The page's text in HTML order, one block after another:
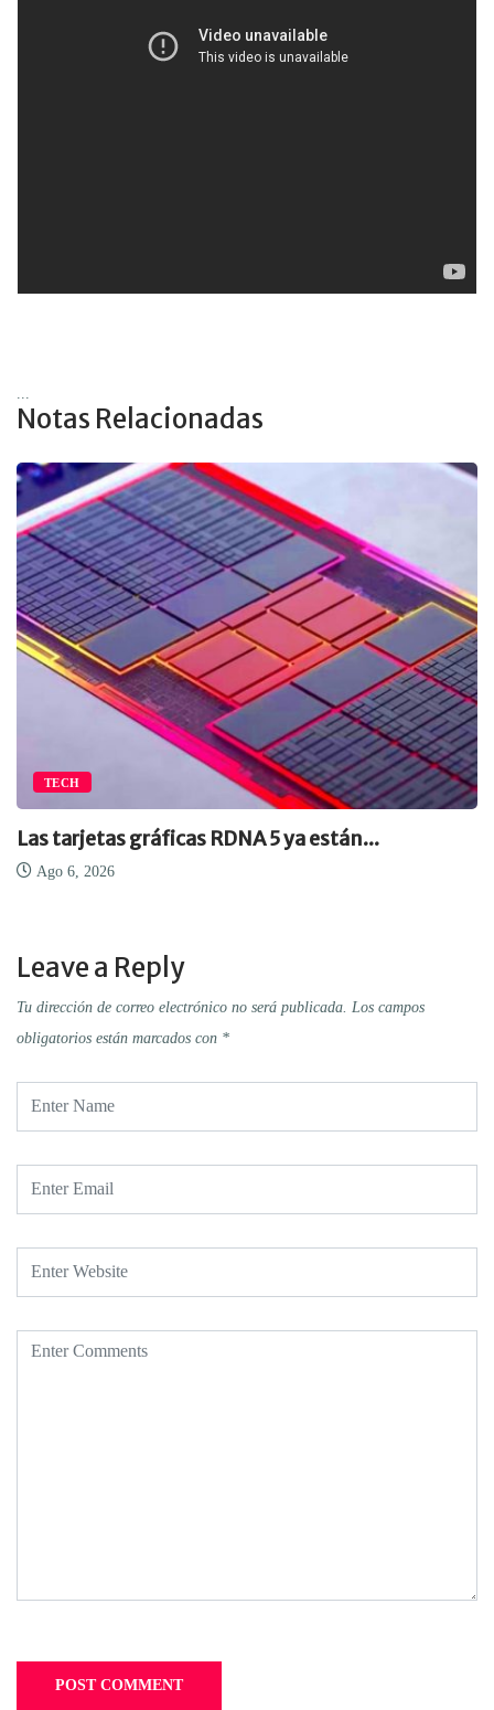
Notas Relacionadas
TECH
Las tarjetas gráficas RDNA 5 ya están...
Ago 6, 2026
Leave a Reply
Tu dirección de correo electrónico no será publicada. Los campos
obligatorios están marcados con *